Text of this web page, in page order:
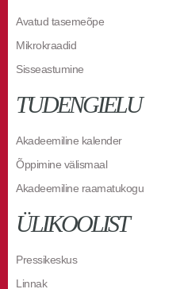
Avatud tasemeõpe
Mikrokraadid
Sisseastumine
TUDENGIELU
Akadeemiline kalender
Õppimine välismaal
Akadeemiline raamatukogu
ÜLIKOOLIST
Pressikeskus
Linnak